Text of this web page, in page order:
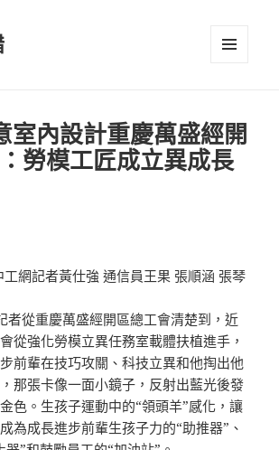
室內設計重慶萬盛經開
勞模工匠成立異成長
網記者黃仕強 通信員王果 張順涵 張琴
從重慶萬盛經開區總工會清楚到，近
從強化勞模立異任務室載體扶植進手，
前輩在技巧攻關、科技立異和他掏出他
那張卡像一面小鏡子，反射出藍光後發
色。生孩子運動中的“領頭羊”感化，讓
為成長進步前輩生孩子力的“助推器”、